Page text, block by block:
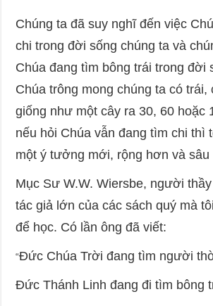
Chúng ta đã suy nghĩ đến việc
chi trong đời sống chúng ta và
Chúa đang tìm bông trái trong đời
Chúa trông mong chúng ta có trái,
giống như một cây ra 30, 60 hoặc
nếu hỏi Chúa vẫn đang tìm chi thì
một ý tưởng mới, rộng hơn và sâu
Mục Sư W.W. Wiersbe, người
tác giả lớn của các sách quý mà
để học. Có lần ông đã viết:
“Đức Chúa Trời đang tìm người
Đức Thánh Linh đang đi tìm bông